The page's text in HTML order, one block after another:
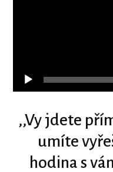
‚‚Vy jdete
umíte
hodina s